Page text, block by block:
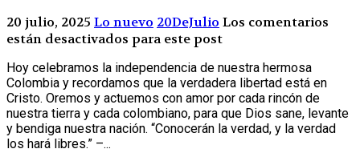
20 julio, 2025 Lo nuevo 20DeJulio Los comentarios
están desactivados para este post
Hoy celebramos la independencia de nuestra hermosa
Colombia y recordamos que la verdadera libertad está en
Cristo. Oremos y actuemos con amor por cada rincón de
nuestra tierra y cada colombiano, para que Dios sane, levante
y bendiga nuestra nación. “Conocerán la verdad, y la verdad
los hará libres.” –...